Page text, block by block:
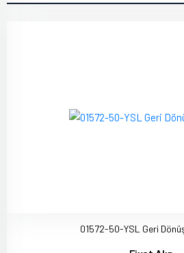
01572-50-YSL Geri